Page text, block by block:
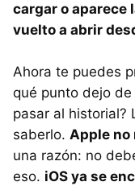
cargar o aparece
vuelto a abrir
Ahora te puedes
qué punto dejo
pasar al historial?
saberlo. Apple no
una razón: no
eso. iOS ya se